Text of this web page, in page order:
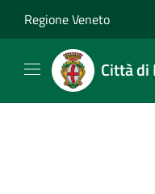
Regione Veneto
Città